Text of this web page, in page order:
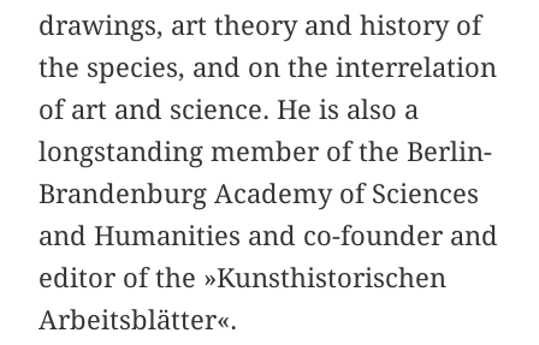
drawings, art theory and history of
the species, and on the interrelation
of art and science. He is also a
longstanding member of the Berlin-
Brandenburg Academy of Sciences
and Humanities and co-founder and
editor of the »Kunsthistorischen
Arbeitsblätter«.